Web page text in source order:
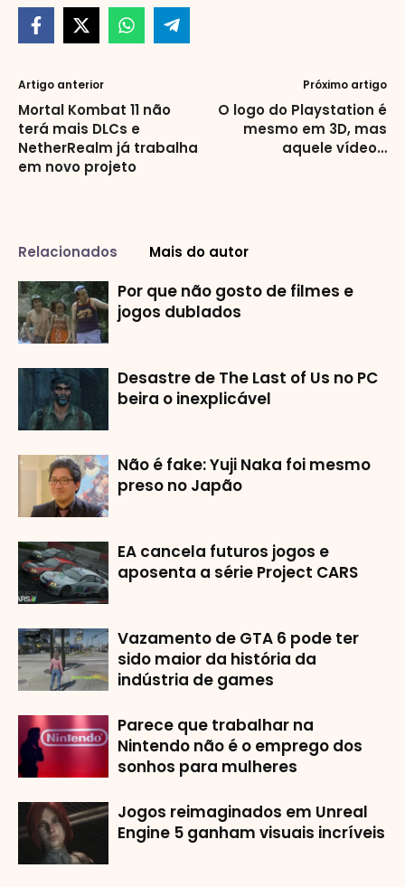
Artigo anterior
Mortal Kombat 11 não
terá mais DLCs e
NetherRealm já trabalha
em novo projeto
Próximo artigo
O logo do Playstation é
mesmo em 3D, mas
aquele vídeo…
Relacionados Mais do autor
Por que não gosto de filmes e
jogos dublados
Desastre de The Last of Us no PC
beira o inexplicável
Não é fake: Yuji Naka foi mesmo
preso no Japão
EA cancela futuros jogos e
aposenta a série Project CARS
Vazamento de GTA 6 pode ter
sido maior da história da
indústria de games
Parece que trabalhar na
Nintendo não é o emprego dos
sonhos para mulheres
Jogos reimaginados em Unreal
Engine 5 ganham visuais incríveis